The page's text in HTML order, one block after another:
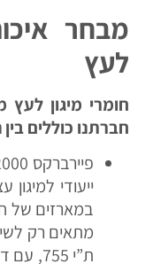
מבחר
לעץ
חומרי מיגון
חברתנו כוללים
ייעודי
במארזים של
מתאים רק